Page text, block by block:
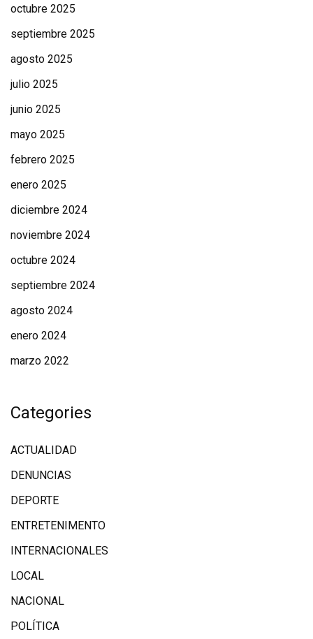
octubre 2025
septiembre 2025
agosto 2025
julio 2025
junio 2025
mayo 2025
febrero 2025
enero 2025
diciembre 2024
noviembre 2024
octubre 2024
septiembre 2024
agosto 2024
enero 2024
marzo 2022
Categories
ACTUALIDAD
DENUNCIAS
DEPORTE
ENTRETENIMENTO
INTERNACIONALES
LOCAL
NACIONAL
POLÍTICA